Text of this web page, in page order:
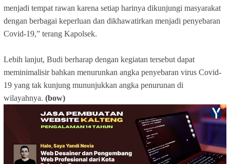
menjadi tempat rawan karena setiap harinya dikunjungi masyarakat
dengan berbagai keperluan dan dikhawatirkan menjadi penyebaran
Covid-19,” terang Kapolsek.
Lebih lanjut, Budi berharap dengan kegiatan tersebut dapat
meminimalisir bahkan menurunkan angka penyebaran virus Covid-
19 yang tak kunjung mununjukkan angka penurunan di
wilayahnya. (bow)